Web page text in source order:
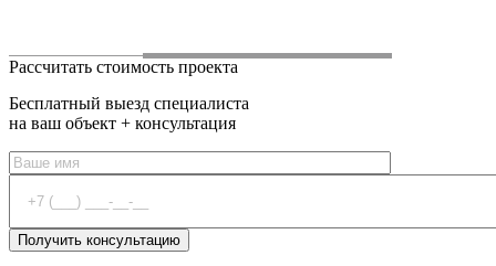
Рассчитать стоимость проекта
Бесплатный выезд специалиста
на ваш объект + консультация